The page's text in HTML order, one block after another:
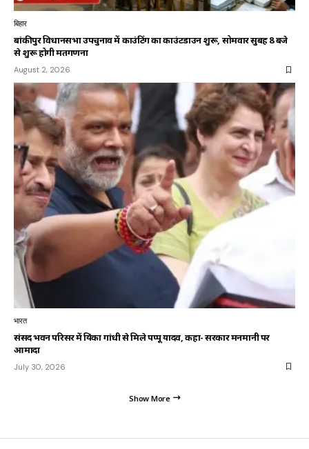
बिहार
बांकीपुर विधानसभा उपचुनाव में काउंटिंग का काउंटडाउन शुरू, सोमवार सुबह 8 बजे
से शुरू होगी मतगणना
August 2, 2026
भारत
संसद भवन परिसर में प्रियंका गांधी से मिले पप्पू यादव, कहा- सरकार मनमानी पर
आमादा
July 30, 2026
Show More